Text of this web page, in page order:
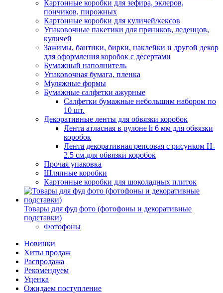
Картонные коробки для зефира, эклеров,
пончиков, пирожных
Картонные коробки для куличей/кексов
Упаковочные пакетики для пряников, леденцов,
куличей
Зажимы, бантики, бирки, наклейки и другой декор
для оформления коробок с десертами
Бумажный наполнитель
Упаковочная бумага, пленка
Муляжные формы
Бумажные салфетки ажурные
Салфетки бумажные небольшим набором по
10 шт.
Декоративные ленты для обвязки коробок
Лента атласная в рулоне h 6 мм для обвязки
коробок
Лента декоративная репсовая с рисунком H-
2.5 см.для обвязки коробок
Прочая упаковка
Шляпные коробки
Картонные коробки для шоколадных плиток
Товары для фуд фото (фотофоны и декоративные
подставки)
Фотофоны
Новинки
Хиты продаж
Распродажа
Рекомендуем
Уценка
Ожидаем поступление